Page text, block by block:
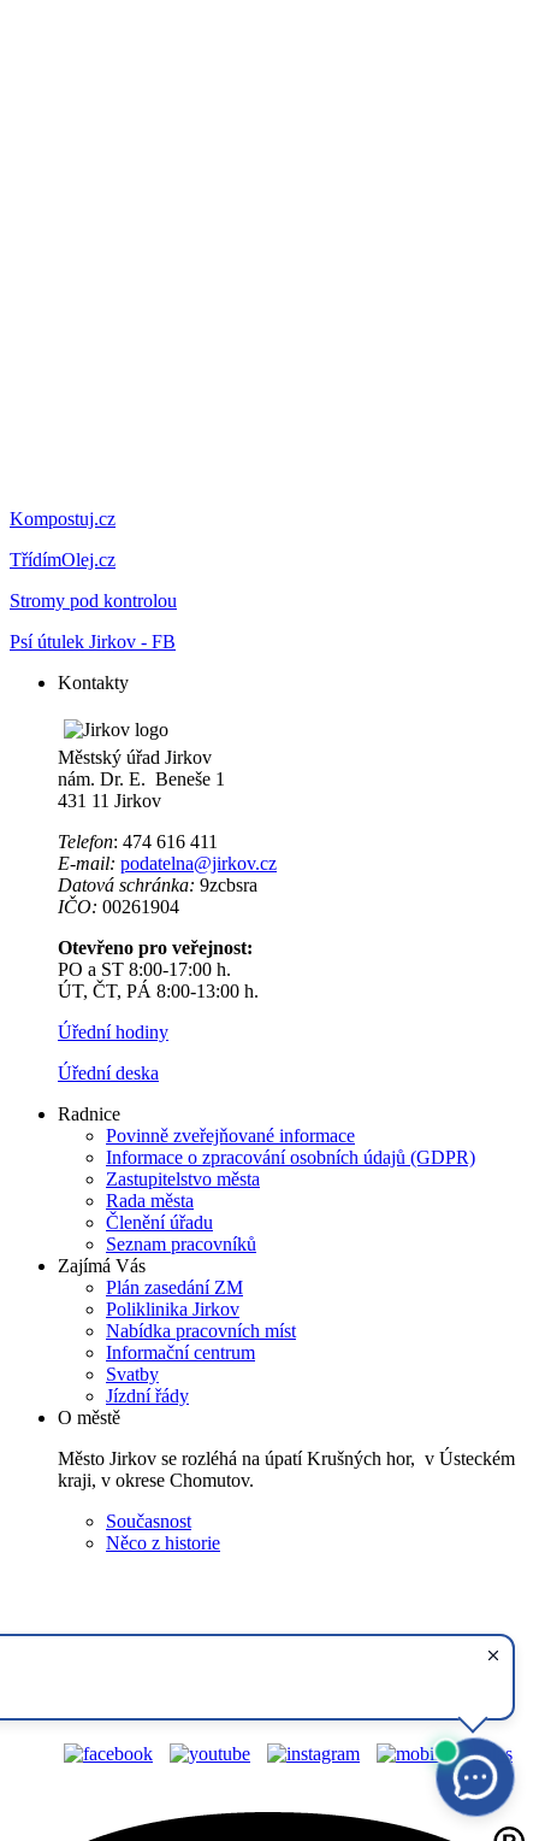
Kompostuj.cz
TřídímOlej.cz
Stromy pod kontrolou
Psí útulek Jirkov - FB
Kontakty
Městský úřad Jirkov
nám. Dr. E. Beneše 1
431 11 Jirkov
Telefon: 474 616 411
E-mail: podatelna@jirkov.cz
Datová schránka: 9zcbsra
IČO: 00261904
Otevřeno pro veřejnost:
PO a ST 8:00-17:00 h.
ÚT, ČT, PÁ 8:00-13:00 h.
Úřední hodiny
Úřední deska
Radnice
Povinně zveřejňované informace
Informace o zpracování osobních údajů (GDPR)
Zastupitelstvo města
Rada města
Členění úřadu
Seznam pracovníků
Zajímá Vás
Plán zasedání ZM
Poliklinika Jirkov
Nabídka pracovních míst
Informační centrum
Svatby
Jízdní řády
O městě
Město Jirkov se rozléhá na úpatí Krušných hor, v Ústeckém
kraji, v okrese Chomutov.
Současnost
Něco z historie